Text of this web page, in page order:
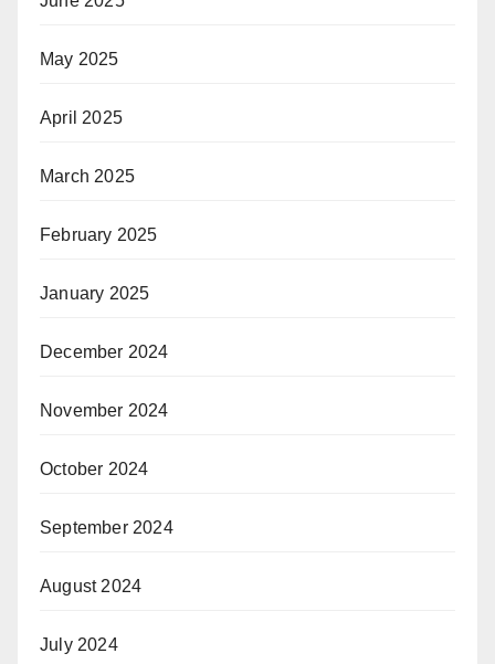
May 2025
April 2025
March 2025
February 2025
January 2025
December 2024
November 2024
October 2024
September 2024
August 2024
July 2024